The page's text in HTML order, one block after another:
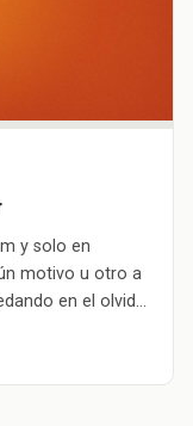
y solo en
motivo u otro a
en el olvido